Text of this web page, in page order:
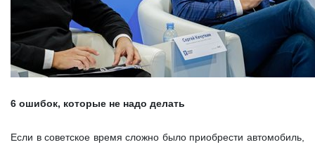
6 ошибок, которые не надо делать
Если в советское время сложно было приобрести автомобиль,